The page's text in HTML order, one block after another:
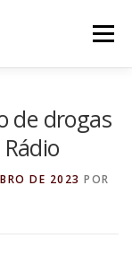
Menu
de drogas
DE 2023 POR